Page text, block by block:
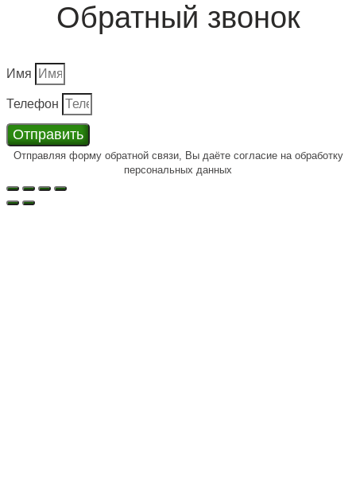
Обратный звонок
Имя
Телефон
Отправить
Отправляя форму обратной связи, Вы даёте согласие на обработку
персональных данных